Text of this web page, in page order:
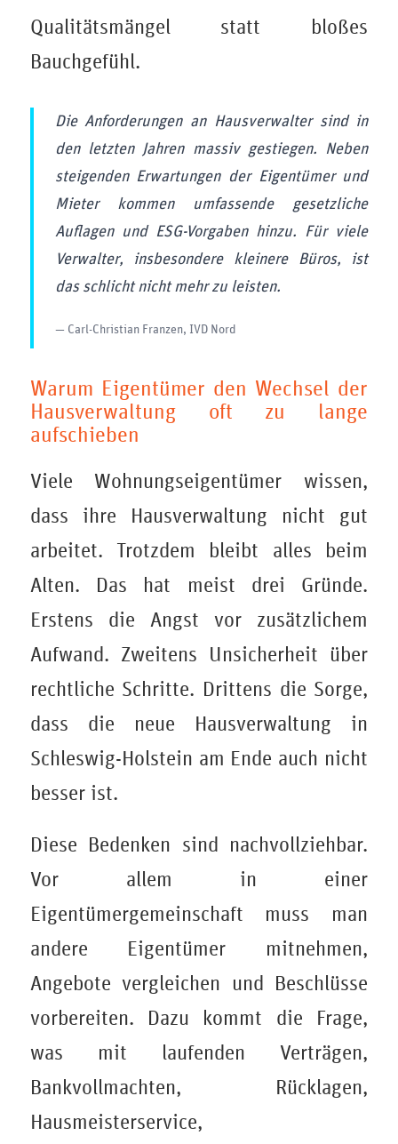
Qualitätsmängel statt bloßes
Bauchgefühl.
Die Anforderungen an Hausverwalter sind in
den letzten Jahren massiv gestiegen. Neben
steigenden Erwartungen der Eigentümer und
Mieter kommen umfassende gesetzliche
Auflagen und ESG-Vorgaben hinzu. Für viele
Verwalter, insbesondere kleinere Büros, ist
das schlicht nicht mehr zu leisten.
— Carl-Christian Franzen, IVD Nord
Warum Eigentümer den Wechsel der
Hausverwaltung oft zu lange
aufschieben
Viele Wohnungseigentümer wissen,
dass ihre Hausverwaltung nicht gut
arbeitet. Trotzdem bleibt alles beim
Alten. Das hat meist drei Gründe.
Erstens die Angst vor zusätzlichem
Aufwand. Zweitens Unsicherheit über
rechtliche Schritte. Drittens die Sorge,
dass die neue Hausverwaltung in
Schleswig-Holstein am Ende auch nicht
besser ist.
Diese Bedenken sind nachvollziehbar.
Vor allem in einer
Eigentümergemeinschaft muss man
andere Eigentümer mitnehmen,
Angebote vergleichen und Beschlüsse
vorbereiten. Dazu kommt die Frage,
was mit laufenden Verträgen,
Bankvollmachten, Rücklagen,
Hausmeisterservice,